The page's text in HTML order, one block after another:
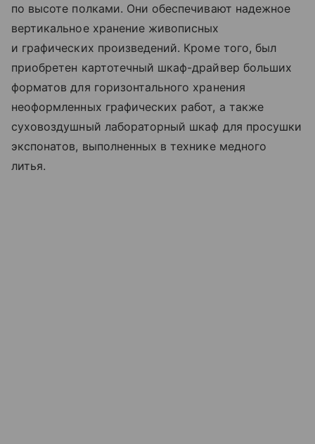
по высоте полками. Они обеспечивают надежное
вертикальное хранение живописных
и графических произведений. Кроме того, был
приобретен картотечный шкаф-драйвер больших
форматов для горизонтального хранения
неоформленных графических работ, а также
суховоздушный лабораторный шкаф для просушки
экспонатов, выполненных в технике медного
литья.